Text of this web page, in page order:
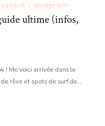
Lombok Voyage Solo
ultime (infos,
! Me voici arrivée dans le
rêve et spots de surf de…